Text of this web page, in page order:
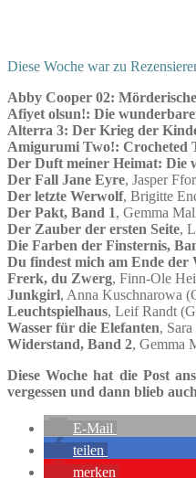
Diese Woche war zu
Abby Cooper 02:
Afiyet olsun!: Die
Alterra 3: Der Krieg der
Amigurumi Two!: Crocheted
Der Duft meiner Heimat: Die
Der Fall Jane Eyre, Jasper
Der letzte Werwolf, Brigitte
Der Pakt, Band 1, Gemma
Der Zauber der ersten Seite,
Die Farben der Finsternis,
Du findest mich am Ende der
Frerk, du Zwerg, Finn-Ole
Junkgirl, Anna Kuschnarowa
Leuchtspielhaus, Leif Randt
Wasser für die Elefanten,
Widerstand, Band 2, Gemma
Diese Woche hat die Post
vergessen und dann blieb
E-Mail
teilen
merken